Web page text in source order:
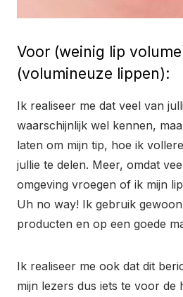
Voor (weinig lip
(volumineuze lippen):
Ik realiseer me dat veel van
waarschijnlijk wel kennen,
laten om mijn tip, hoe ik
jullie te delen. Meer, omdat
omgeving vroegen of ik mijn
Uh no way! Ik gebruik
producten en op een goede
Ik realiseer me ook dat dit
mijn lezers dus iets te voor de